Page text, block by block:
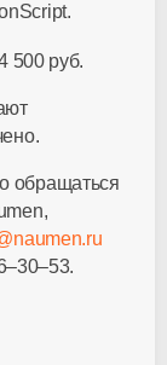
500 руб.
обращаться
.